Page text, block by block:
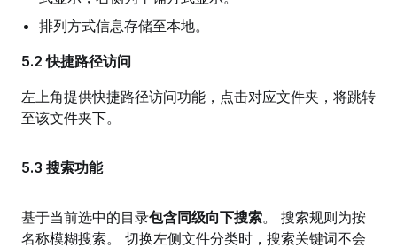
排列方式信息存储至本地。
5.2 快捷路径访问
左上角提供快捷路径访问功能，点击对应文件夹，将跳转
至该文件夹下。
5.3 搜索功能
基于当前选中的目录包含同级向下搜索。 搜索规则为按
名称模糊搜索。 切换左侧文件分类时，搜索关键词不会